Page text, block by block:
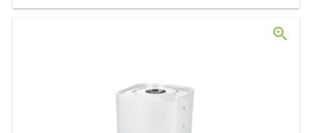
zoom_in